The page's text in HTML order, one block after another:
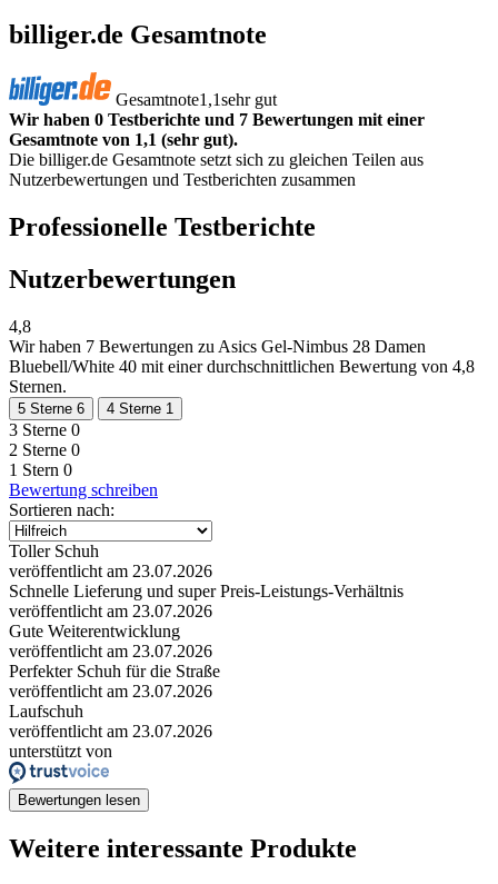
billiger.de Gesamtnote
Gesamtnote1,1sehr gut
Wir haben 0 Testberichte und 7 Bewertungen mit einer
Gesamtnote von 1,1 (sehr gut).
Die billiger.de Gesamtnote setzt sich zu gleichen Teilen aus
Nutzerbewertungen und Testberichten zusammen
Professionelle Testberichte
Nutzerbewertungen
4,8
Wir haben 7 Bewertungen zu Asics Gel-Nimbus 28 Damen
Bluebell/White 40 mit einer durchschnittlichen Bewertung von 4,8
Sternen.
5 Sterne 6 4 Sterne 1
3 Sterne 0
2 Sterne 0
1 Stern 0
Bewertung schreiben
Sortieren nach:
Toller Schuh
veröffentlicht am 23.07.2026
Schnelle Lieferung und super Preis-Leistungs-Verhältnis
veröffentlicht am 23.07.2026
Gute Weiterentwicklung
veröffentlicht am 23.07.2026
Perfekter Schuh für die Straße
veröffentlicht am 23.07.2026
Laufschuh
veröffentlicht am 23.07.2026
unterstützt von
Bewertungen lesen
Weitere interessante Produkte